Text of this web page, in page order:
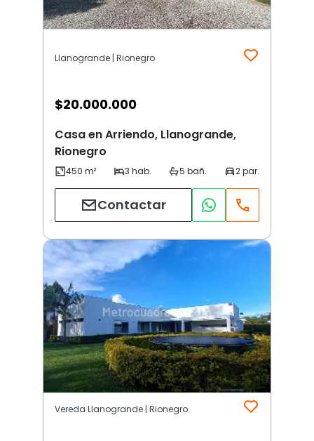
Llanogrande | Rionegro
$20.000.000
Casa en Arriendo, Llanogrande,
Rionegro
Contactar
Vereda Llanogrande | Rionegro